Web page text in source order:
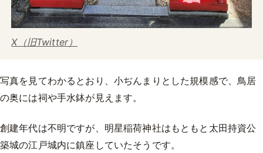
X（旧Twitter）
写真を見てわかるとおり、小ぢんまりとした規模感で、鳥居
の奥には祠や手水鉢が見えます。
創建年代は不明ですが、明星稲荷神社はもともと太田持資公
築城の江戸城内に鎮座していたそうです。